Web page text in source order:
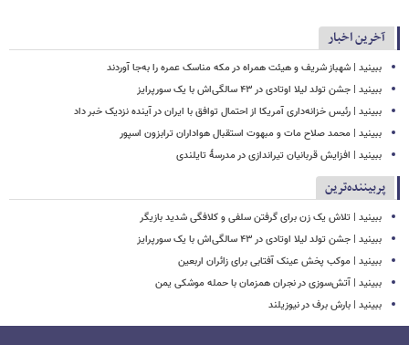
آخرین اخبار
ببینید | شهباز شریف و هیئت همراه در مکه مناسک عمره را به‌جا آوردند
ببینید | جشن تولد لیلا اوتادی در ۴۳ سالگی‌اش با یک سورپرایز
ببینید | رئیس خزانه‌داری آمریکا از احتمال توافق با ایران در آینده نزدیک خبر داد
ببینید | محمد صلاح مات و مبهوت استقبال هواداران ترابزون اسپور
ببینید | افزایش قربانیان تیراندازی در مدرسۀ تایلندی
پربیننده‌ترین
ببینید | تلاش یک زن برای گرفتن سلفی و کلافگی شدید بازیگر
ببینید | جشن تولد لیلا اوتادی در ۴۳ سالگی‌اش با یک سورپرایز
ببینید | موکب پخش عینک آفتابی برای زائران اربعین
ببینید | آتش‌سوزی در نجران همزمان با حمله موشکی یمن
ببینید | بارش برف در نیوزیلند